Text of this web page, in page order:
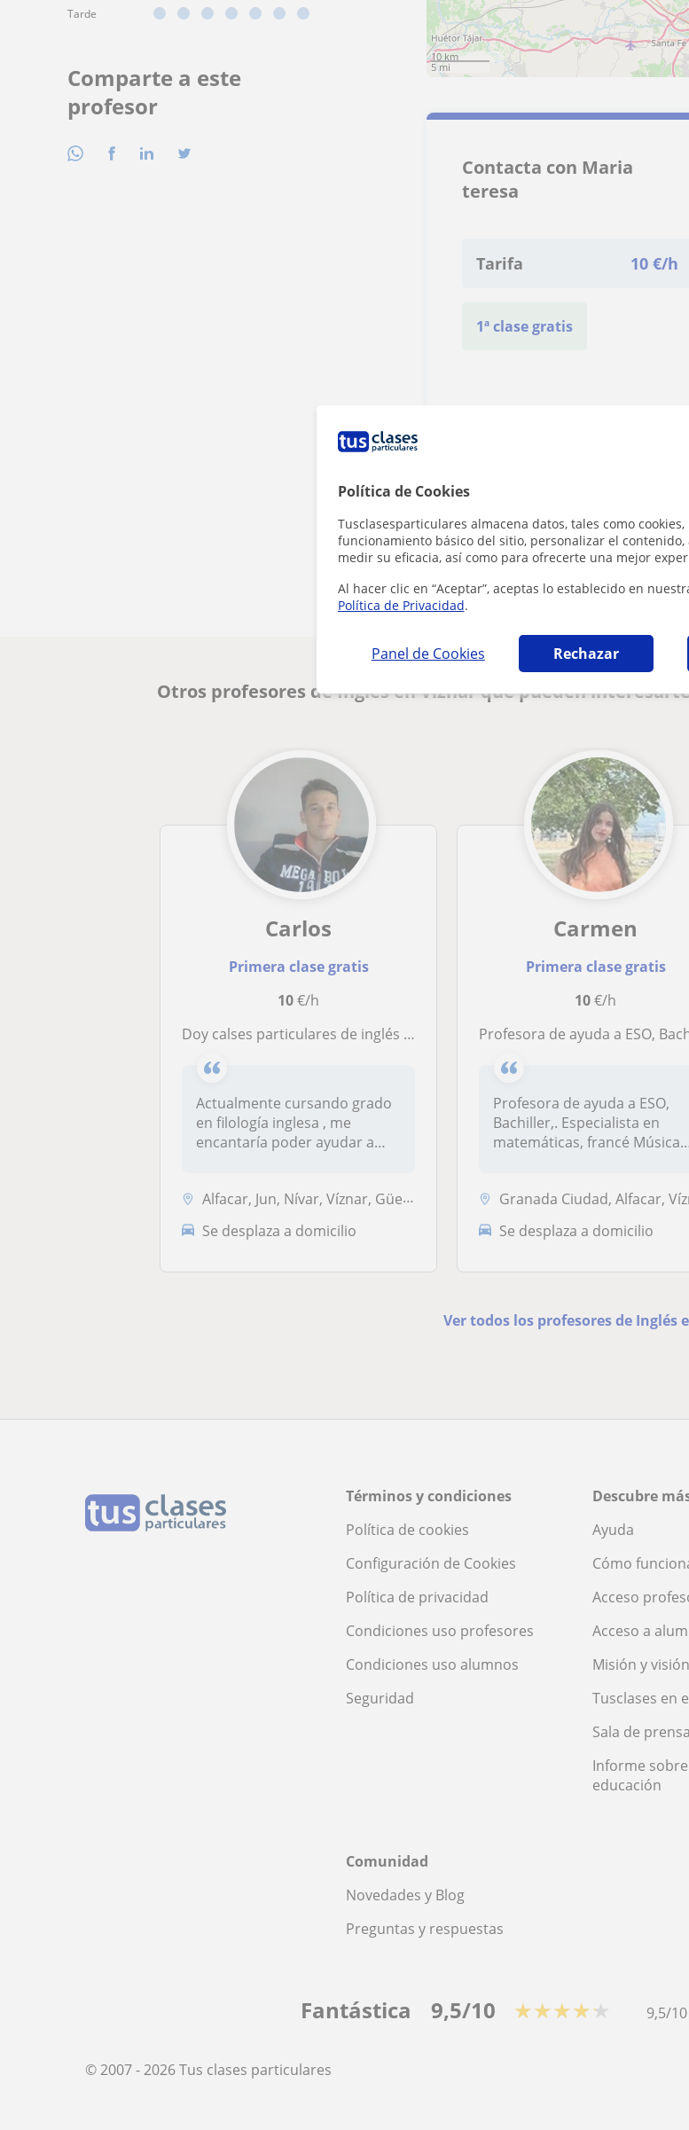
Política de Cookies
Tusclasesparticulares almacena datos, tales como
funcionamiento básico del sitio, personalizar el
medir su eficacia, así como para ofrecerte una mejor
Al hacer clic en “Aceptar”, aceptas lo establecido en
Política de Privacidad.
Panel de Cookies Rechazar
Tarde
Comparte a este
profesor
10 km
5 mi
Contacta con Maria
teresa
Tarifa 10 €/h
1ª clase gratis
¿Hay algún error en este perfil?
Otros profesores de Inglés en Víznar que pueden
Carlos
Primera clase gratis
10€/h
Doy calses particulares de inglés a alumnos de primaria , E.S.O. y bachiller
Actualmente cursando grado
en filología inglesa , me
encantaría poder ayudar a
Alfacar, Jun, Nívar, Víznar, Güevéjar
Se desplaza a domicilio
Carmen
Primera clase gratis
10€/h
Profesora de ayuda a ESO, Bachiller, Música hasta grado profesional flauta y
Profesora de ayuda a ESO,
Bachiller,. Especialista en
matemáticas, francé Música
Granada Ciudad, Alfacar,
Se desplaza a domicilio
Ver todos los profesores de Inglés
Términos y condiciones
Política de cookies
Configuración de Cookies
Política de privacidad
Condiciones uso profesores
Condiciones uso alumnos
Seguridad
Descubre
Ayuda
Cómo
Acceso
Acceso a
Misión y visión
Tusclases en
Sala de prensa
Informe
educación
Comunidad
Novedades y Blog
Preguntas y respuestas
Fantástica 9,5/10 ★★★★★ 9,5/10
© 2007 - 2026 Tus clases particulares